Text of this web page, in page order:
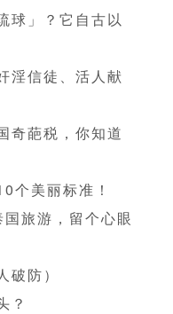
球」？它自古以
淫信徒、活人献
奇葩税，你知道
个美丽标准！
旅游，留个心眼
防）
？